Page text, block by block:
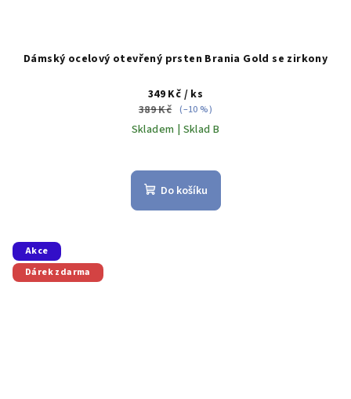
Dámský ocelový otevřený prsten Brania Gold se zirkony
349 Kč / ks
389 Kč (–10 %)
Skladem | Sklad B
Do košíku
Akce
Dárek zdarma